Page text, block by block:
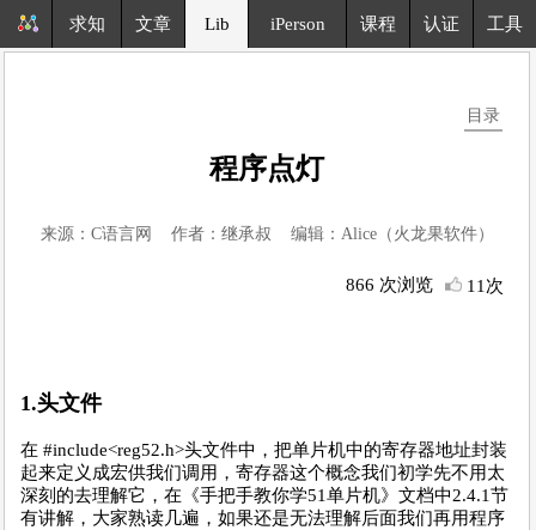
求知 文章 Lib iPerson 课程 认证 工具
目录
程序点灯
来源：C语言网 作者：继承叔 编辑：Alice（火龙果软件）
866 次浏览 11次
1.头文件
在 #include<reg52.h>头文件中，把单片机中的寄存器地址封装
起来定义成宏供我们调用，寄存器这个概念我们初学先不用太
深刻的去理解它，在《手把手教你学51单片机》文档中2.4.1节
有讲解，大家熟读几遍，如果还是无法理解后面我们再用程序